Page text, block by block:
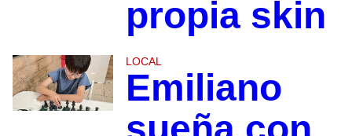
propia skin
LOCAL
Emiliano